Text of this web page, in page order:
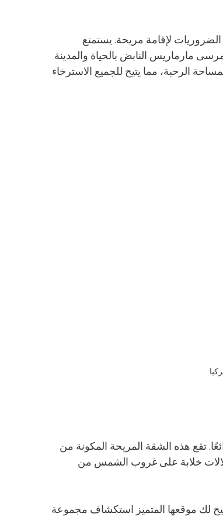
لإقامة مريحة. يستمتع
مارماريس النابض بالحياة والمدينة
الرحبة، مما يتيح للجميع الاسترخاء
تقع هذه الشقة المريحة المكونة من
خلابة على غروب الشمس من
لك موقعها المتميز استكشاف مجموعة